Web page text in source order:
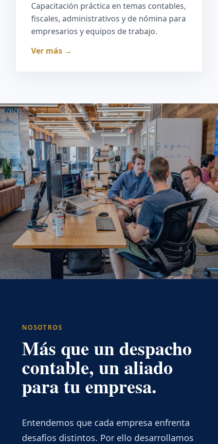
Capacitación práctica en temas contables,
fiscales, administrativos y de nómina para
empresarios y equipos de trabajo.
Ver más →
NOSOTROS
Más que un despacho
contable, un aliado
para tu empresa.
Entendemos que cada empresa enfrenta
desafíos distintos. Por ello desarrollamos